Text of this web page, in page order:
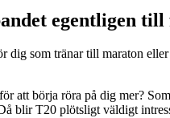
egentligen till
dig som tränar till maraton
att börja röra på dig mer?
blir T20 plötsligt väldigt